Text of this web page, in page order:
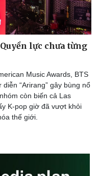
lực chưa từng
Music Awards, BTS
“Arirang” gây bùng nổ
còn biến cả Las
K-pop giờ đã vượt khỏi
thế giới.